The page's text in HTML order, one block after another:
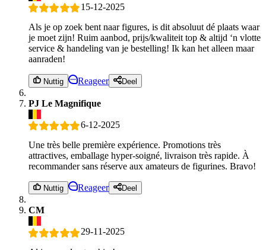
15-12-2025
Als je op zoek bent naar figures, is dit absoluut dé plaats waar
je moet zijn! Ruim aanbod, prijs/kwaliteit top & altijd ‘n vlotte
service & handeling van je bestelling! Ik kan het alleen maar
aanraden!
Nuttig Reageer Deel
PJ Le Magnifique
6-12-2025
Une très belle première expérience. Promotions très
attractives, emballage hyper-soigné, livraison très rapide. À
recommander sans réserve aux amateurs de figurines. Bravo!
Nuttig Reageer Deel
CM
29-11-2025